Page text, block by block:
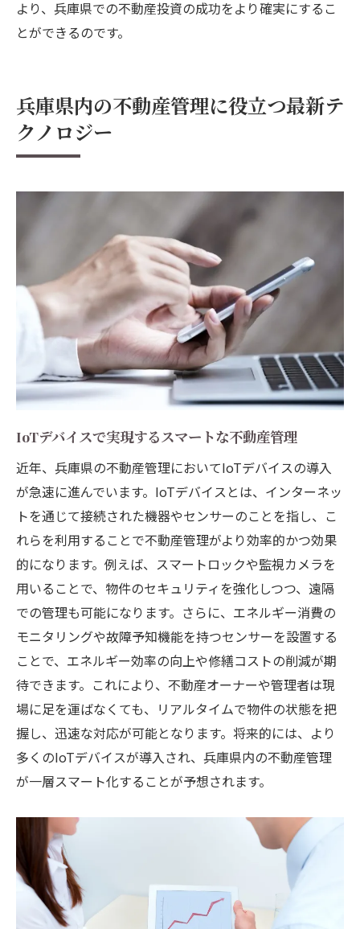
より、兵庫県での不動産投資の成功をより確実にするこ
とができるのです。
兵庫県内の不動産管理に役立つ最新テ
クノロジー
IoTデバイスで実現するスマートな不動産管理
近年、兵庫県の不動産管理においてIoTデバイスの導入
が急速に進んでいます。IoTデバイスとは、インターネッ
トを通じて接続された機器やセンサーのことを指し、こ
れらを利用することで不動産管理がより効率的かつ効果
的になります。例えば、スマートロックや監視カメラを
用いることで、物件のセキュリティを強化しつつ、遠隔
での管理も可能になります。さらに、エネルギー消費の
モニタリングや故障予知機能を持つセンサーを設置する
ことで、エネルギー効率の向上や修繕コストの削減が期
待できます。これにより、不動産オーナーや管理者は現
場に足を運ばなくても、リアルタイムで物件の状態を把
握し、迅速な対応が可能となります。将来的には、より
多くのIoTデバイスが導入され、兵庫県内の不動産管理
が一層スマート化することが予想されます。